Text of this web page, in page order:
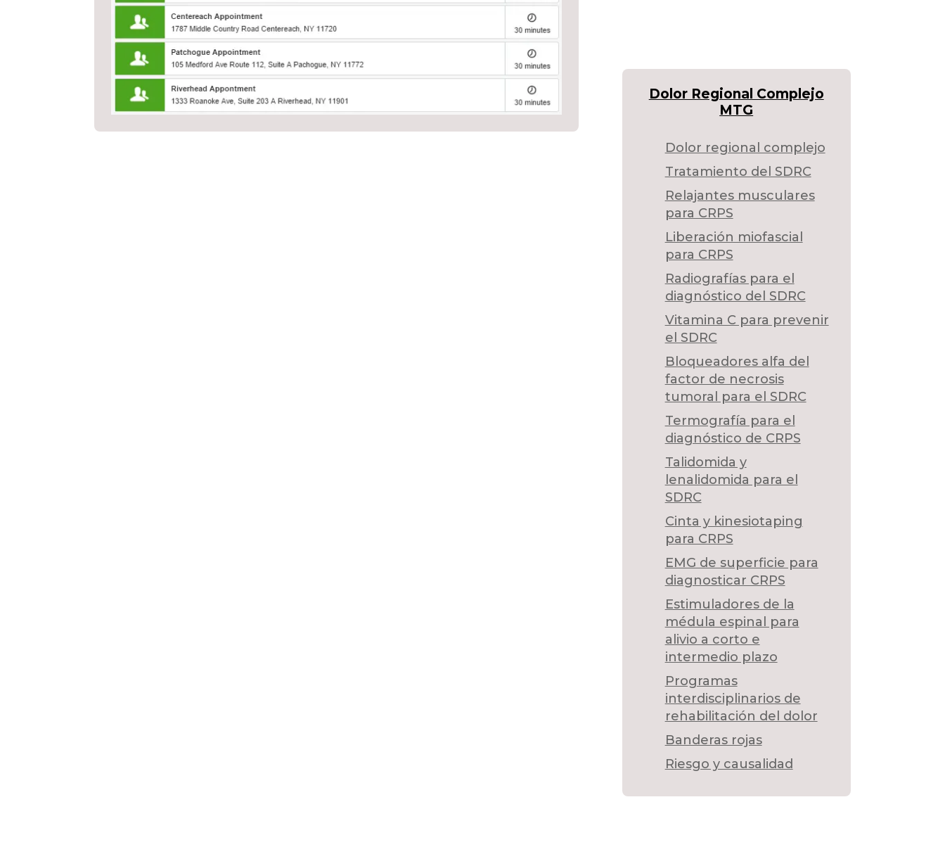
Dolor Regional Complejo
MTG
Dolor regional complejo
Tratamiento del SDRC
Relajantes musculares
para CRPS
Liberación miofascial
para CRPS
Radiografías para el
diagnóstico del SDRC
Vitamina C para prevenir
el SDRC
Bloqueadores alfa del
factor de necrosis
tumoral para el SDRC
Termografía para el
diagnóstico de CRPS
Talidomida y
lenalidomida para el
SDRC
Cinta y kinesiotaping
para CRPS
EMG de superficie para
diagnosticar CRPS
Estimuladores de la
médula espinal para
alivio a corto e
intermedio plazo
Programas
interdisciplinarios de
rehabilitación del dolor
Banderas rojas
Riesgo y causalidad